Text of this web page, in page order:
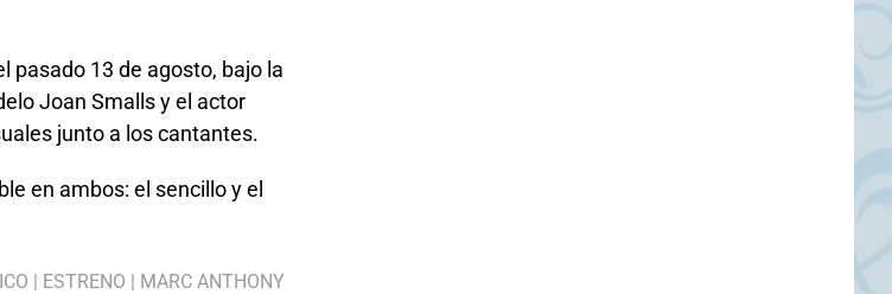
pasado 13 de agosto, bajo la
Joan Smalls y el actor
junto a los cantantes.
en ambos: el sencillo y el
| ESTRENO | MARC ANTHONY